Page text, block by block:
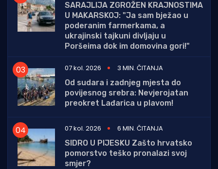
SARAJLIJA ZGROŽEN KRAJNOSTIMA
U MAKARSKOJ: "Ja sam bježao u
poderanim farmerkama, a
ukrajinski tajkuni divljaju u
Poršeima dok im domovina gori!"
07 kol. 2026
3 MIN. ČITANJA
Od sudara i zadnjeg mjesta do
povijesnog srebra: Nevjerojatan
preokret Lađarica u plavom!
07 kol. 2026
6 MIN. ČITANJA
SIDRO U PIJESKU Zašto hrvatsko
pomorstvo teško pronalazi svoj
smjer?